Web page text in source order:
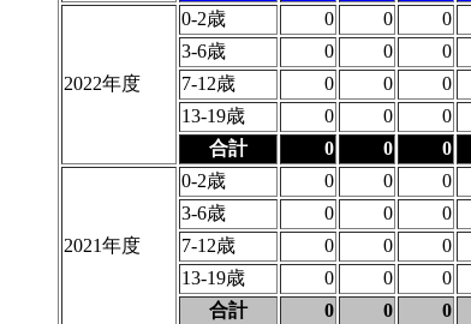
2022年度
0-2歳 0 0 0
3-6歳
0 0 0
7-12歳
0 0 0
13-19歳
0 0 0
合計
0 0 0
2021年度
0-2歳 0 0 0
3-6歳
0 0 0
7-12歳
0 0 0
13-19歳
0 0 0
合計
0 0 0